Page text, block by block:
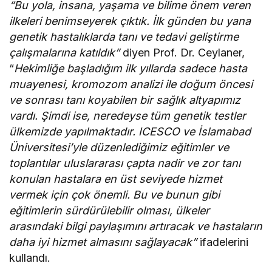
“Bu yola, insana, yaşama ve bilime önem veren
ilkeleri benimseyerek çıktık. İlk günden bu yana
genetik hastalıklarda tanı ve tedavi geliştirme
çalışmalarına katıldık”diyen Prof. Dr. Ceylaner,
“Hekimliğe başladığım ilk yıllarda sadece hasta
muayenesi, kromozom analizi ile doğum öncesi
ve sonrası tanı koyabilen bir sağlık altyapımız
vardı. Şimdi ise, neredeyse tüm genetik testler
ülkemizde yapılmaktadır. ICESCO ve İslamabad
Üniversitesi’yle düzenlediğimiz eğitimler ve
toplantılar uluslararası çapta nadir ve zor tanı
konulan hastalara en üst seviyede hizmet
vermek için çok önemli. Bu ve bunun gibi
eğitimlerin sürdürülebilir olması, ülkeler
arasındaki bilgi paylaşımını artıracak ve hastaların
daha iyi hizmet almasını sağlayacak”ifadelerini
kullandı.